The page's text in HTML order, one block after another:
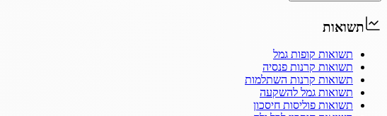
תשואות
תשואות קופות גמל
תשואות קרנות פנסיה
תשואות קרנות השתלמות
תשואות גמל להשקעה
תשואות פוליסות חיסכון